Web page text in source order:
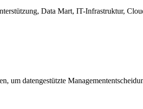
Data Mart, IT-Infrastruktur,
datengestützte